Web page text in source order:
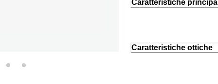
Caratteristiche
Caratteristiche ottiche